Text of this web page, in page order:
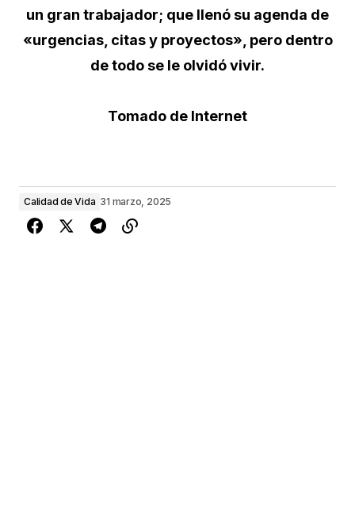
un gran trabajador; que llenó su agenda de
«urgencias, citas y proyectos», pero dentro
de todo se le olvidó vivir.
Tomado de Internet
Calidad de Vida 31 marzo, 2025